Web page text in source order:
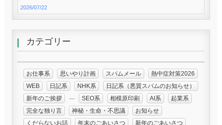
2026/07/22
カテゴリー
お仕事系 思いやり計画 スパムメール
熱中症対策2026
WEB
日記系 NHK系
日記系（悪質スパムのお知らせ）
新年のご挨拶
SEO系 相模原印刷 AI系
起業系
完全な独り言
神秘・生命・不思議
お知らせ
くだらないお話
年末のごあいさつ
新年のごあいさつ